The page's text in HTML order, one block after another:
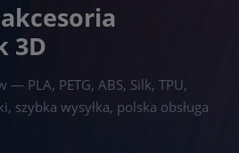
3D
PLA, PETG, ABS, Silk, TPU,
szybka wysyłka, polska obsługa